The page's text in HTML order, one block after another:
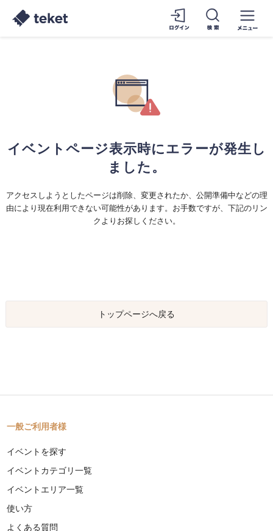
イベントページ表示時にエラーが発生し
ました。
アクセスしようとしたページは削除、変更されたか、公開準備中などの理
由により現在利用できない可能性があります。お手数ですが、下記のリン
クよりお探しください。
トップページへ戻る
一般ご利用者様
イベントを探す
イベントカテゴリ一覧
イベントエリア一覧
使い方
よくある質問